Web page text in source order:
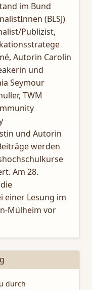
im Bund
(BLSJ)
Publizist,
Autorin Carolin
und
Seymour
TWM
und Autorin
werden
Am 28.
einer Lesung im
Mülheim vor
durch